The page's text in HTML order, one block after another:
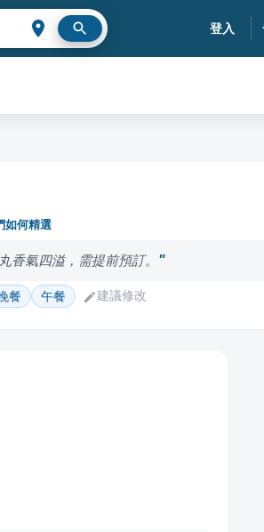
登入
如何精選
香氣四溢，需提前預訂。
餐 午餐 建議修改